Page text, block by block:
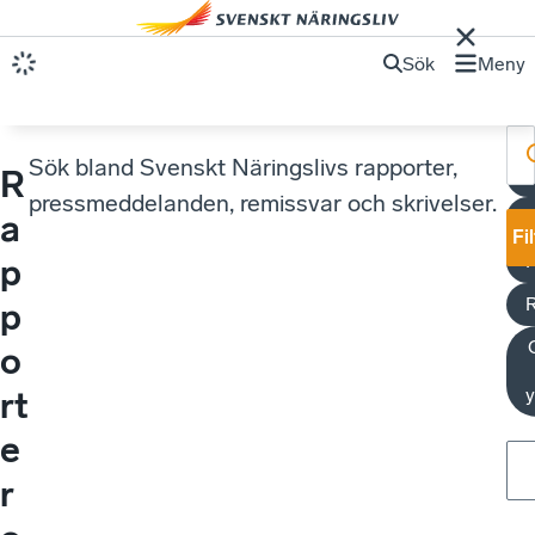
Sök Meny
R
a
p
p
o
rt
e
r
Sök bland Svenskt Näringslivs rapporter,
pressmeddelanden, remissvar och skrivelser.